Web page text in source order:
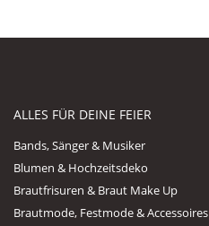
ALLES FÜR DEINE FEIER
Bands, Sänger & Musiker
Blumen & Hochzeitsdeko
Brautfrisuren & Braut Make Up
Brautmode, Festmode & Accessoires